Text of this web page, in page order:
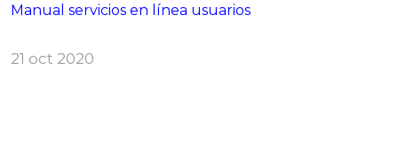
Manual servicios en línea usuarios
21 oct 2020